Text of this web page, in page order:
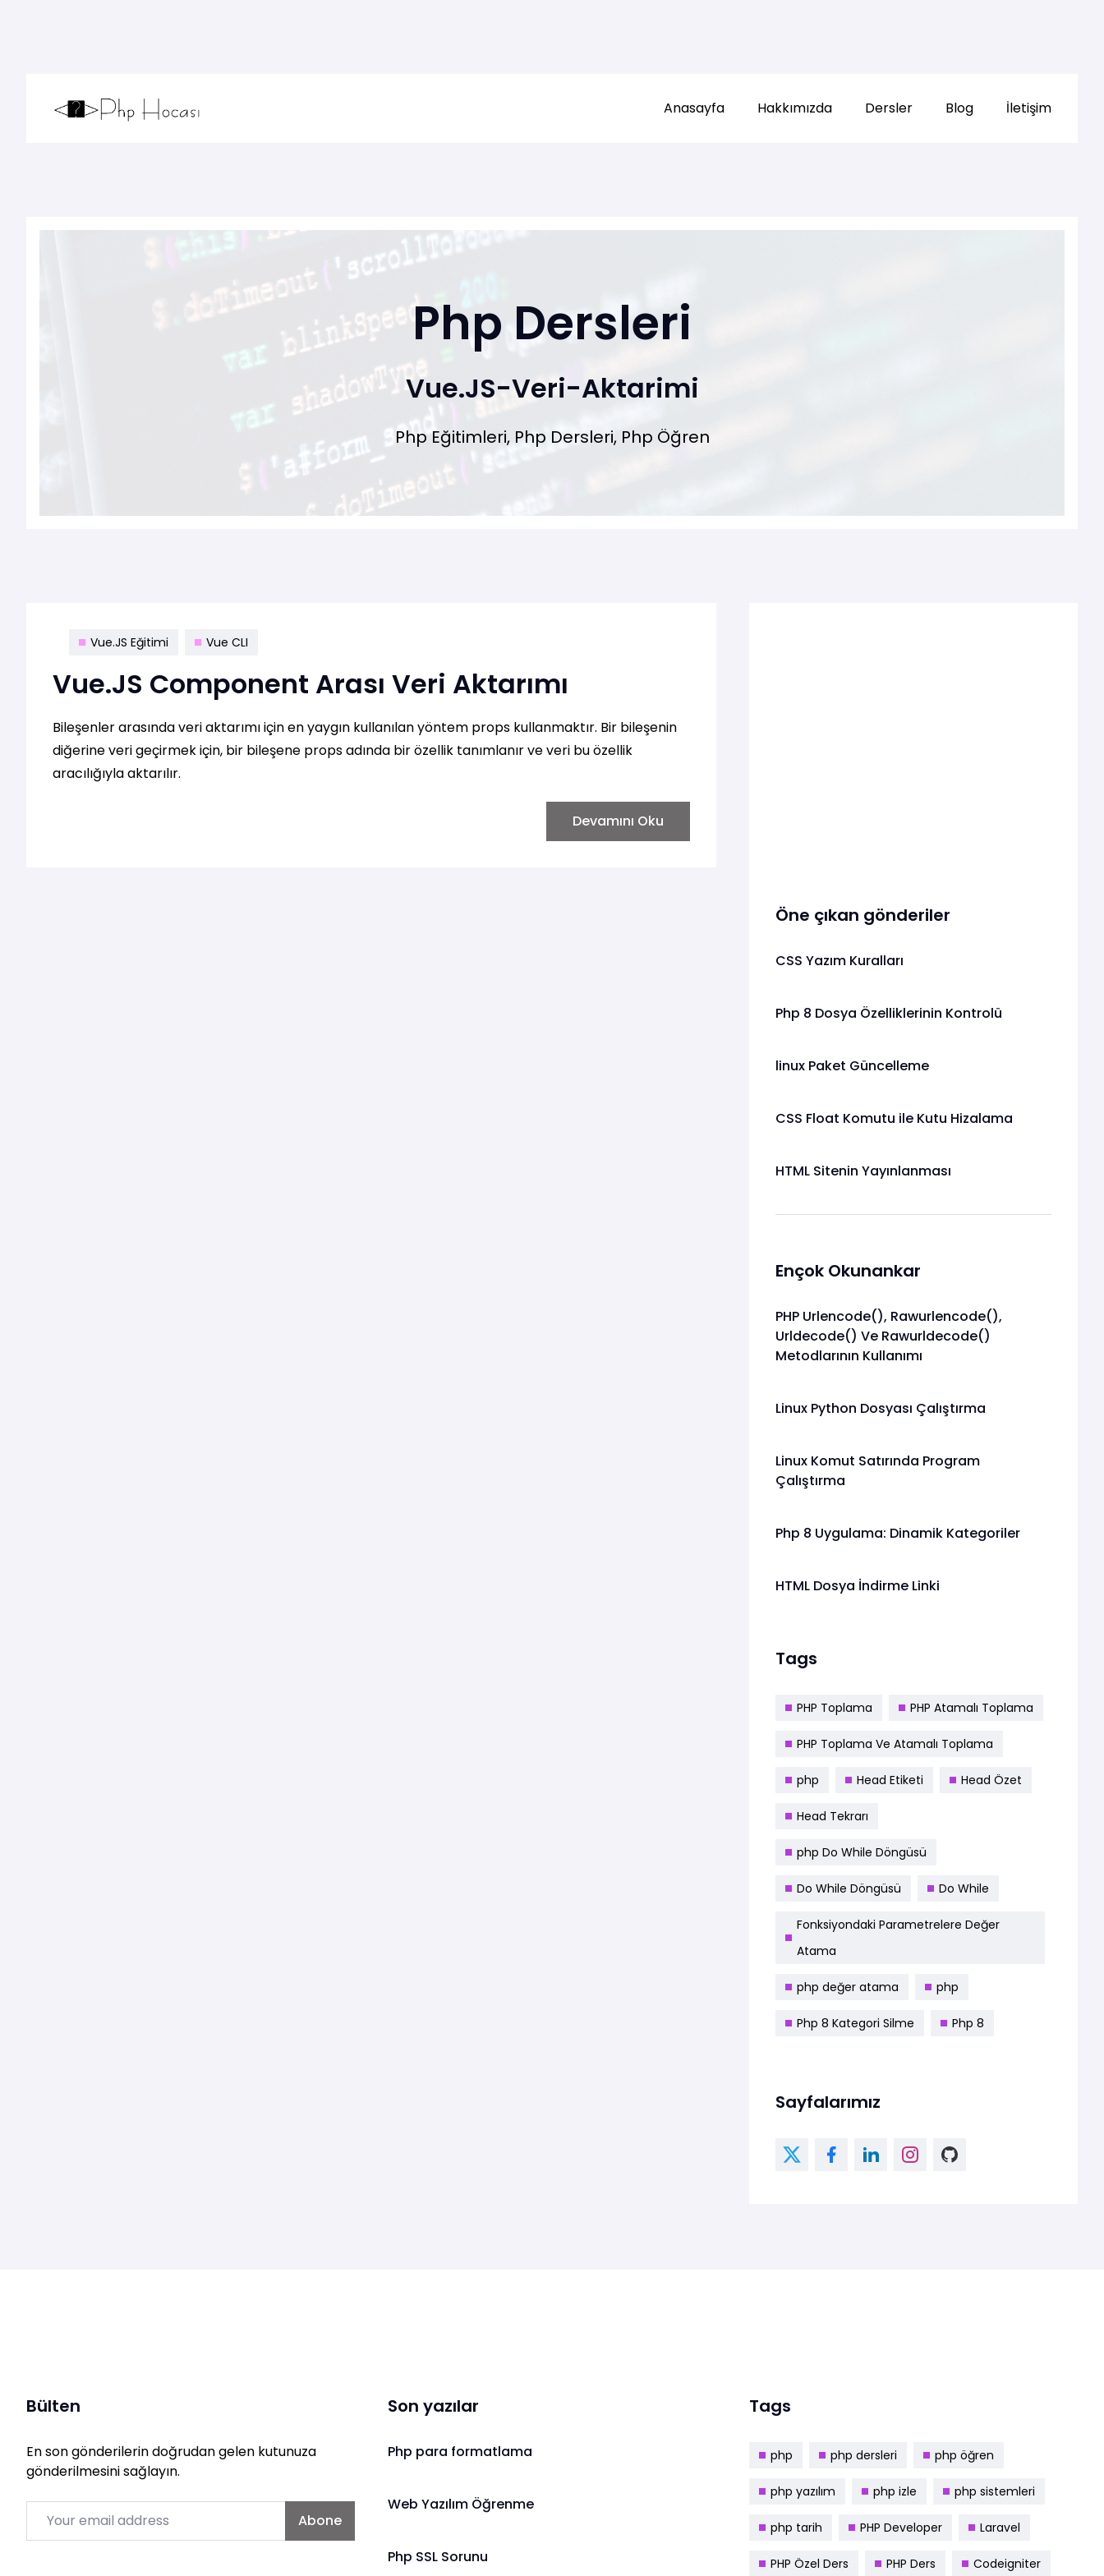
Anasayfa Hakkımızda Dersler Blog İletişim
Php Dersleri
Vue.JS-Veri-Aktarimi
Php Eğitimleri, Php Dersleri, Php Öğren
Vue.JS Eğitimi Vue CLI
Vue.JS Component Arası Veri Aktarımı
Bileşenler arasında veri aktarımı için en yaygın kullanılan yöntem props kullanmaktır. Bir bileşenin
diğerine veri geçirmek için, bir bileşene props adında bir özellik tanımlanır ve veri bu özellik
aracılığıyla aktarılır.
Devamını Oku
Öne çıkan gönderiler
CSS Yazım Kuralları
Php 8 Dosya Özelliklerinin Kontrolü
linux Paket Güncelleme
CSS Float Komutu ile Kutu Hizalama
HTML Sitenin Yayınlanması
Ençok Okunankar
PHP Urlencode(), Rawurlencode(),
Urldecode() Ve Rawurldecode()
Metodlarının Kullanımı
Linux Python Dosyası Çalıştırma
Linux Komut Satırında Program
Çalıştırma
Php 8 Uygulama: Dinamik Kategoriler
HTML Dosya İndirme Linki
Tags
PHP Toplama PHP Atamalı Toplama
PHP Toplama Ve Atamalı Toplama
php Head Etiketi Head Özet
Head Tekrarı
php Do While Döngüsü
Do While Döngüsü Do While
Fonksiyondaki Parametrelere Değer
Atama
php değer atama php
Php 8 Kategori Silme Php 8
Sayfalarımız
Bülten
En son gönderilerin doğrudan gelen kutunuza
gönderilmesini sağlayın.
Abone
Son yazılar
Php para formatlama
Web Yazılım Öğrenme
Php SSL Sorunu
Tags
php php dersleri php öğren
php yazılım php izle php sistemleri
php tarih PHP Developer Laravel
PHP Özel Ders PHP Ders Codeigniter